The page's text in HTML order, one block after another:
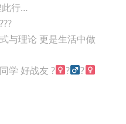
此行…
与理论 更是生活中做
学 好战友 ?‍
?‍
?‍